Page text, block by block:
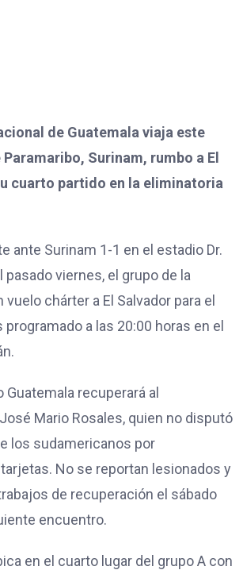
de Guatemala viaja este
Surinam, rumbo a El
cuarto partido en la eliminatoria
ante Surinam 1-1 en el estadio Dr.
pasado viernes, el grupo de la
vuelo chárter a El Salvador para el
a las 20:00 horas en el
Guatemala recuperará al
Mario Rosales, quien no disputó
los sudamericanos por
No se reportan lesionados y
de recuperación el sábado
encuentro.
en el cuarto lugar del grupo A con